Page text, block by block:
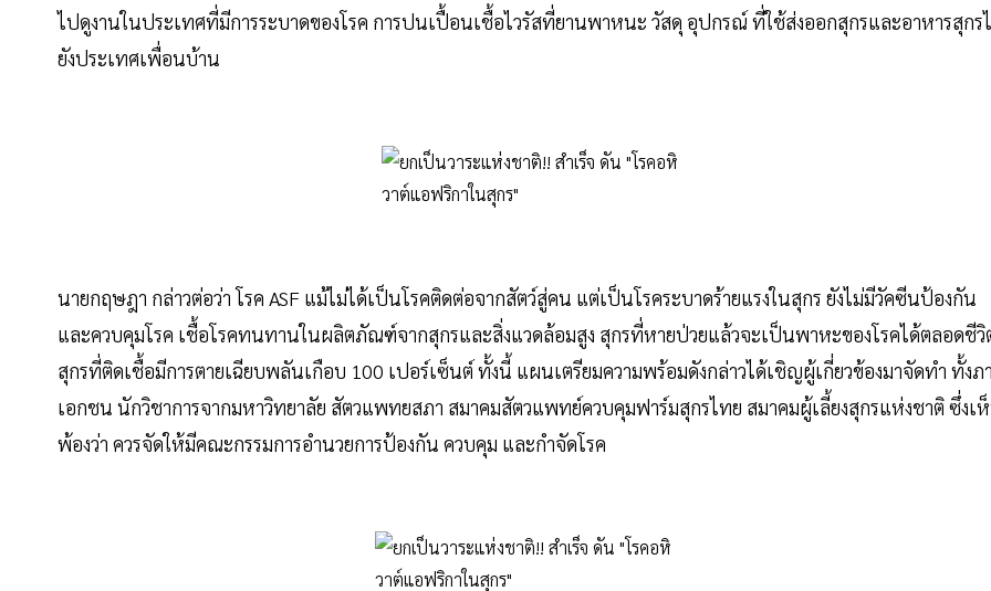
ไปดูงานในประเทศที่มีการระบาดของโรค การปนเปื้อนเชื้อไวรัสที่ยานพาหนะ วัสดุ อุปกรณ์ ที่ใช้ส่งออกสุกรและอาหารสุกร
ยังประเทศเพื่อนบ้าน
นายกฤษฎา กล่าวต่อว่า โรค ASF แม้ไม่ได้เป็นโรคติดต่อจากสัตว์สู่คน แต่เป็นโรคระบาดร้ายแรงในสุกร ยังไม่มีวัคซีนป้องกัน
และควบคุมโรค เชื้อโรคทนทานในผลิตภัณฑ์จากสุกรและสิ่งแวดล้อมสูง สุกรที่หายป่วยแล้วจะเป็นพาหะของโรคได้ตลอดชีวิ
สุกรที่ติดเชื้อมีการตายเฉียบพลันเกือบ 100 เปอร์เซ็นต์ ทั้งนี้ แผนเตรียมความพร้อมดังกล่าวได้เชิญผู้เกี่ยวข้องมาจัดทำ ทั้งภ
เอกชน นักวิชาการจากมหาวิทยาลัย สัตวแพทยสภา สมาคมสัตวแพทย์ควบคุมฟาร์มสุกรไทย สมาคมผู้เลี้ยงสุกรแห่งชาติ ซึ่งเ
พ้องว่า ควรจัดให้มีคณะกรรมการอำนวยการป้องกัน ควบคุม และกำจัดโรค